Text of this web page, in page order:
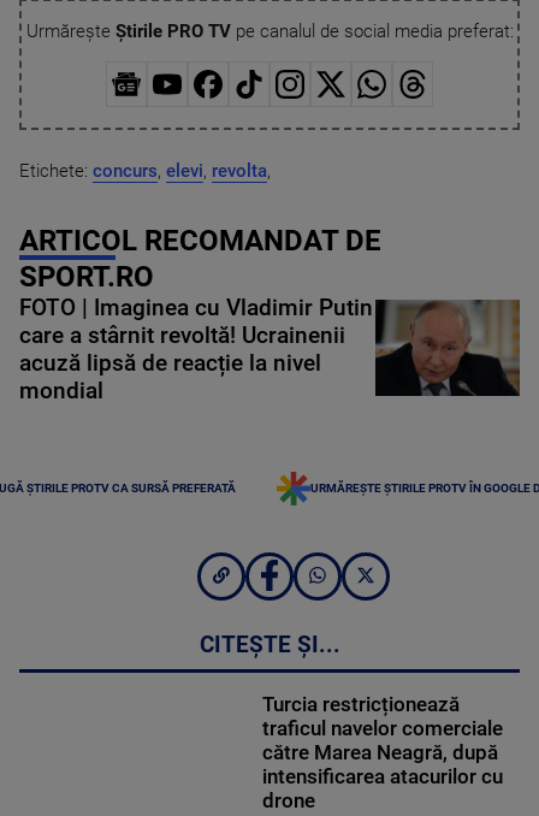
Urmărește Știrile PRO TVpe canalul de social media preferat:
Etichete: concurs, elevi, revolta,
ARTICOL RECOMANDAT DE
SPORT.RO
FOTO | Imaginea cu Vladimir Putin
care a stârnit revoltă! Ucrainenii
acuză lipsă de reacție la nivel
mondial
ȘTIRILE PROTV CA SURSĂ PREFERATĂ URMĂREȘTE ȘTIRILE PROTV ÎN GOOGLE
CITEȘTE ȘI...
Turcia restricționează
traficul navelor comerciale
către Marea Neagră, după
intensificarea atacurilor cu
drone